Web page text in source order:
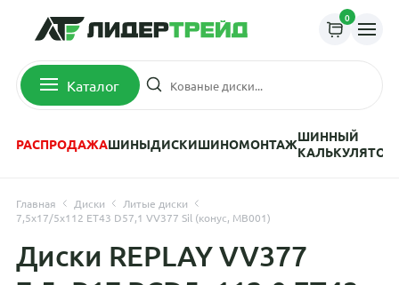
0
Каталог
РАСПРОДАЖАШИНЫДИСКИШИНОМОНТАЖШИННЫЙ
КАЛЬКУЛЯТОР
Главная Диски
Литые диски
7,5x17/5x112 ET43 D57,1 VV377 Sil (конус, MB001)
Диски REPLAY VV377